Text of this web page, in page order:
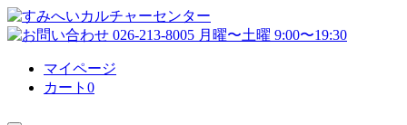
マイページ
カート 0